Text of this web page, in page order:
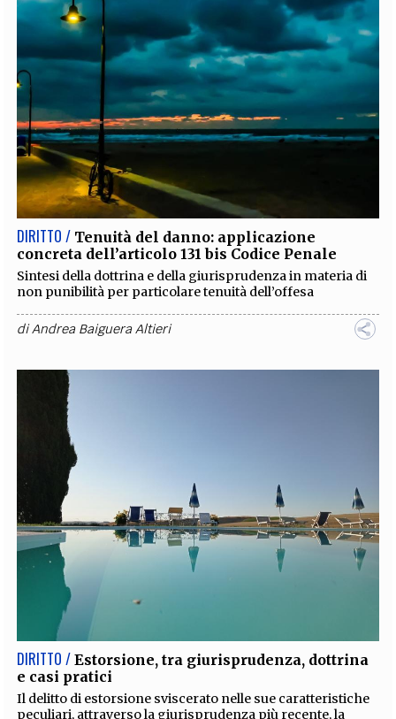
DIRITTO / Tenuità del danno: applicazione
concreta dell’articolo 131 bis Codice Penale
Sintesi della dottrina e della giurisprudenza in materia di
non punibilità per particolare tenuità dell’offesa
diAndrea Baiguera Altieri
DIRITTO / Estorsione, tra giurisprudenza, dottrina
e casi pratici
Il delitto di estorsione sviscerato nelle sue caratteristiche
peculiari, attraverso la giurisprudenza più recente, la